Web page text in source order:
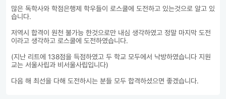
많은 독학사와 학점은행제 학우들이 로스쿨에 도전하고 있는것으로 알고 있
습니다.
저역시 합격이 원천 불가능 한것으로만 내심 생각하였고 정말 마지막 도전
이라고 생각하고 로스쿨에 도전하였습니다.
(지난 리트에 138점을 득점하였고 두 학교 모두에서 낙방하였습니다 지원
교는 서울사립과 비서울사립입니다)
다음 해 최선을 다해 도전하시는 분들 모두 합격하셨으면 좋겠습니다.